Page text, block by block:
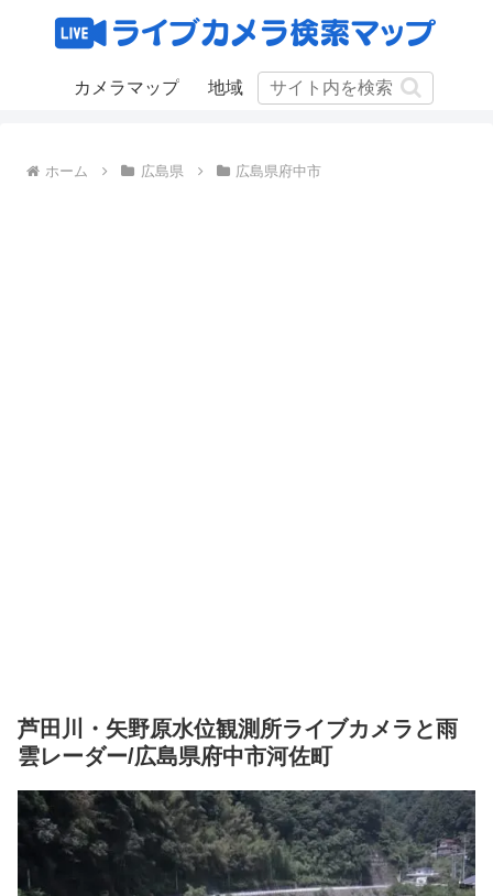
カメラマップ 地域
ホーム 広島県 広島県府中市
芦田川・矢野原水位観測所ライブカメラと雨
雲レーダー/広島県府中市河佐町